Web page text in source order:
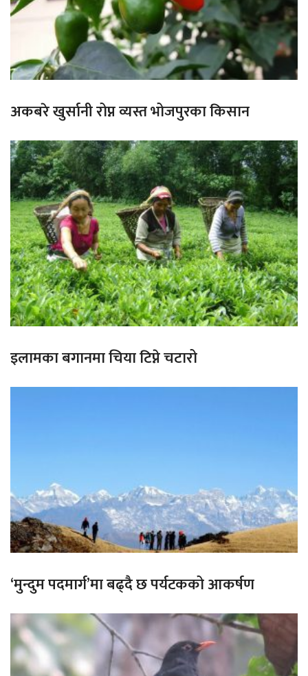
अकबरे खुर्सानी रोप्न व्यस्त भोजपुरका किसान
इलामका बगानमा चिया टिप्ने चटारो
‘मुन्दुम पदमार्ग’मा बढ्दै छ पर्यटकको आकर्षण